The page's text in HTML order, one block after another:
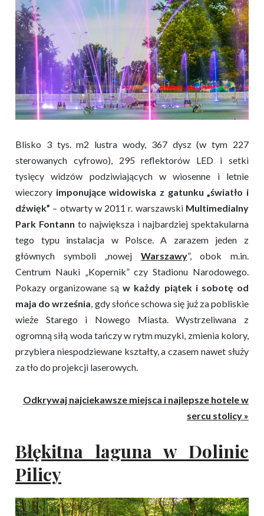
Blisko 3 tys. m2 lustra wody, 367 dysz (w tym 227
sterowanych cyfrowo), 295 reflektorów LED i setki
tysięcy widzów podziwiających w wiosenne i letnie
wieczory imponujące widowiska z gatunku „światło i
dźwięk” – otwarty w 2011 r. warszawski Multimedialny
Park Fontann to największa i najbardziej spektakularna
tego typu instalacja w Polsce. A zarazem jeden z
głównych symboli „nowej Warszawy”, obok m.in.
Centrum Nauki „Kopernik” czy Stadionu Narodowego.
Pokazy organizowane sąw każdy piątek i sobotę od
maja do września, gdy słońce schowa się już za pobliskie
wieże Starego i Nowego Miasta. Wystrzeliwana z
ogromną siłą woda tańczy w rytm muzyki, zmienia kolory,
przybiera niespodziewane kształty, a czasem nawet służy
za tło do projekcji laserowych.
Odkrywaj najciekawsze miejsca i najlepsze hotele w
sercu stolicy »
Błękitna laguna w Dolinie
Pilicy